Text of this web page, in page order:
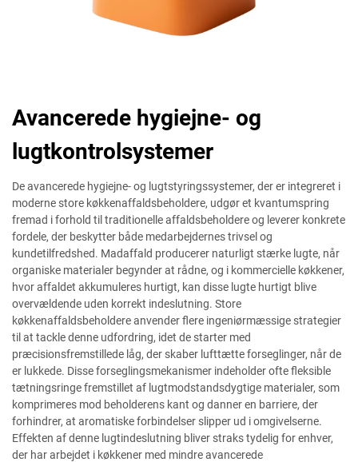
Avancerede hygiejne- og
lugtkontrolsystemer
De avancerede hygiejne- og lugtstyringssystemer, der er integreret i
moderne store køkkenaffaldsbeholdere, udgør et kvantumspring
fremad i forhold til traditionelle affaldsbeholdere og leverer konkrete
fordele, der beskytter både medarbejdernes trivsel og
kundetilfredshed. Madaffald producerer naturligt stærke lugte, når
organiske materialer begynder at rådne, og i kommercielle køkkener,
hvor affaldet akkumuleres hurtigt, kan disse lugte hurtigt blive
overvældende uden korrekt indeslutning. Store
køkkenaffaldsbeholdere anvender flere ingeniørmæssige strategier
til at tackle denne udfordring, idet de starter med
præcisionsfremstillede låg, der skaber lufttætte forseglinger, når de
er lukkede. Disse forseglingsmekanismer indeholder ofte fleksible
tætningsringe fremstillet af lugtmodstandsdygtige materialer, som
komprimeres mod beholderens kant og danner en barriere, der
forhindrer, at aromatiske forbindelser slipper ud i omgivelserne.
Effekten af denne lugtindeslutning bliver straks tydelig for enhver,
der har arbejdet i køkkener med mindre avancerede